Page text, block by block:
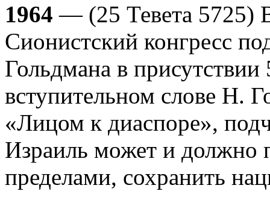
1964 — (25 Тевета 5725)
Сионистский конгресс
Гольдмана в присутствии
вступительном слове Н.
«Лицом к диаспоре»,
Израиль может и должно
пределами, сохранить